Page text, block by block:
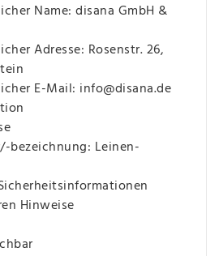
Name: disana GmbH &
Adresse: Rosenstr. 26,
E-Mail: info@disana.de
bezeichnung: Leinen-
Hinweise